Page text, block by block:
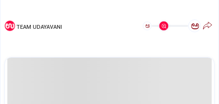
TEAM UDAYAVANI ಅ ಅ